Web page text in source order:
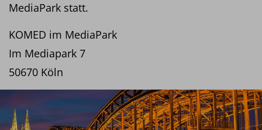
MediaPark statt.
KOMED im MediaPark
Im Mediapark 7
50670 Köln